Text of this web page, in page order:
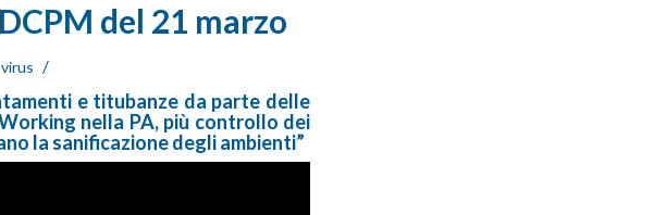
del 21 marzo
/
e titubanze da parte delle
nella PA, più controllo dei
la sanificazione degli ambienti”